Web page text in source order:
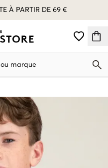
À PARTIR DE 69 €
marque